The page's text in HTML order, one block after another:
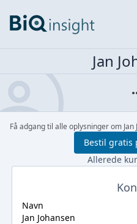
Jan
Få adgang til alle oplysninger om
Bestil gratis
Allerede
Navn
Jan Johansen